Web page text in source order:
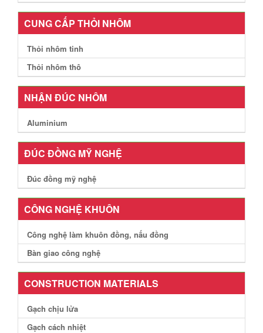
CUNG CẤP THỎI NHÔM
Thỏi nhôm tinh
Thỏi nhôm thô
NHẬN ĐÚC NHÔM
Aluminium
ĐÚC ĐỒNG MỸ NGHỆ
Đúc đồng mỹ nghệ
CÔNG NGHỆ KHUÔN
Công nghệ làm khuôn đồng, nấu đồng
Bàn giao công nghệ
CONSTRUCTION MATERIALS
Gạch chịu lửa
Gạch cách nhiệt